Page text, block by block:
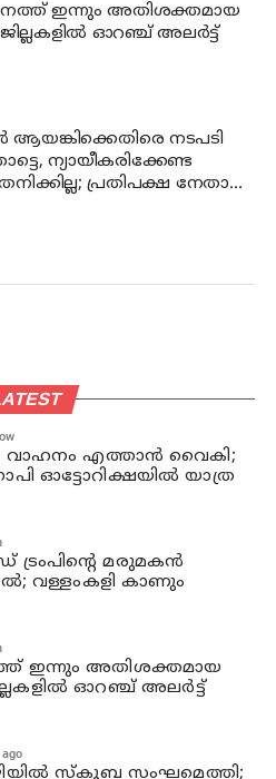
ഇന്നും അതിശക്തമായ
ഓറഞ്ച് അലര്‍ട്ട്
നടപടി
ന്യായീകരിക്കേണ്ട
പ്രതിപക്ഷ നേതാവ്
വാഹനം എത്താന്‍ വൈകി;
ഓട്ടോറിക്ഷയില്‍ യാത്ര
മരുമകന്‍
വള്ളംകളി കാണും
ഇന്നും അതിശക്തമായ
ഓറഞ്ച് അലര്‍ട്ട്
സ്‌കൂബ സംഘമെത്തി;